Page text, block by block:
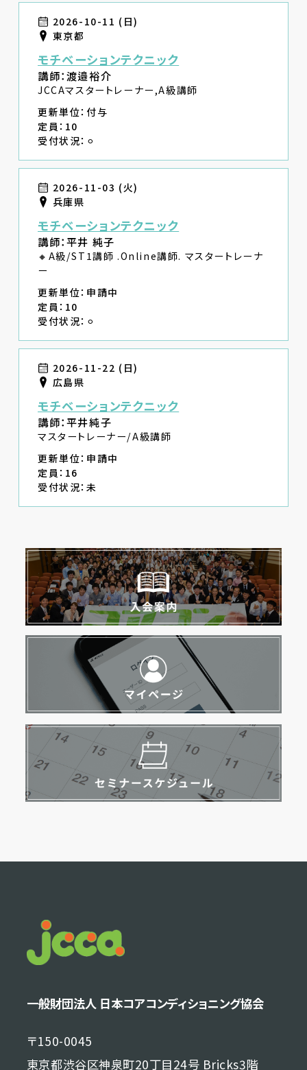
2026-10-11 (日)
東京都
モチベーションテクニック
講師：渡邉裕介
JCCAマスタートレーナー,A級講師
更新単位：付与
定員：10
受付状況：⚪︎
2026-11-03 (火)
兵庫県
モチベーションテクニック
講師：平井 純子
🔸A級/ST1講師 .Online講師. マスタートレーナ
ー
更新単位：申請中
定員：10
受付状況：⚪︎
2026-11-22 (日)
広島県
モチベーションテクニック
講師：平井純子
マスタートレーナー/A級講師
更新単位：申請中
定員：16
受付状況：未
一般財団法人 日本コアコンディショニング協会
〒150-0045
東京都渋谷区神泉町20丁目24号 Bricks3階